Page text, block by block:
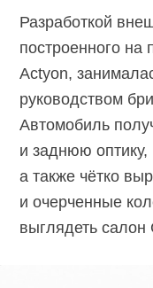
Разработкой
построенного
Actyon,
руководством
Автомобиль
и заднюю
а также чётко
и очерченные
выглядеть салон